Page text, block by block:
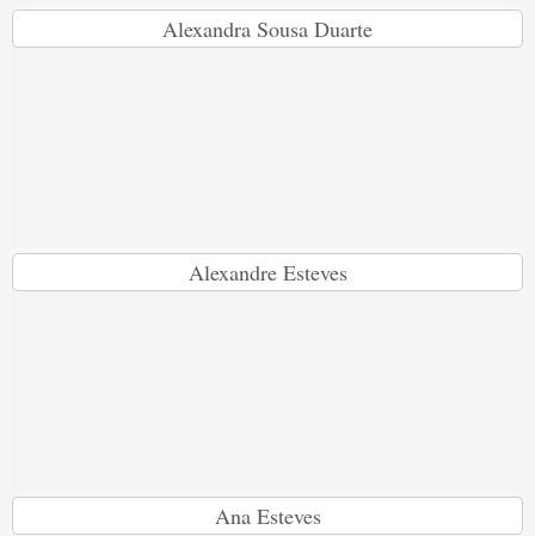
Alexandra Sousa Duarte
Alexandre Esteves
Ana Esteves